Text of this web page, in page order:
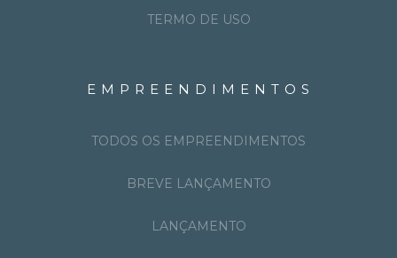
TERMO DE USO
EMPREENDIMENTOS
TODOS OS EMPREENDIMENTOS
BREVE LANÇAMENTO
LANÇAMENTO